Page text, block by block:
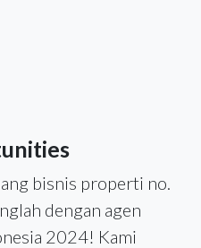
bisnis properti no.
dengan agen
2024! Kami